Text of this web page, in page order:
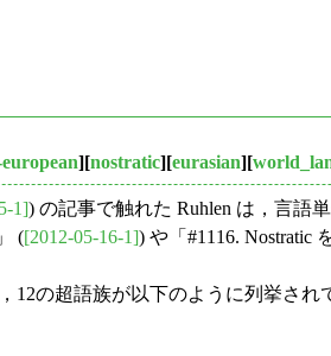
][nostratic][eurasian][
1]) の記事で触れた Ruhlen は，言語
([2012-05-16-1]) や「#1116. Nostratic
の超語族が以下のように列挙され